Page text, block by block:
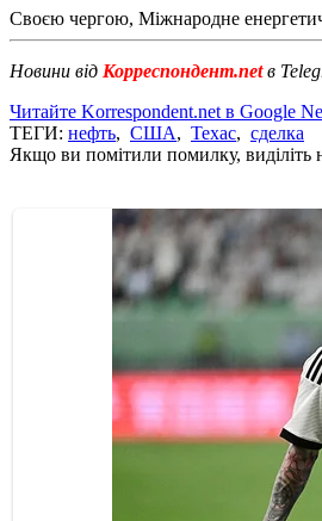
Своєю чергою, Міжнародне
Новини від Корреспондент.netв
Читайте Korrespondent.net в Google
ТЕГИ: нефть, США, Техас, сделка
Якщо ви помітили помилку, виділіть